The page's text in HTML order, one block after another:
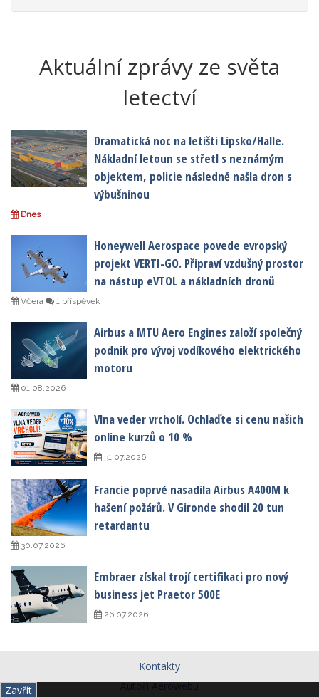
Zavřít
Aktuální zprávy ze světa
letectví
Dramatická noc na letišti Lipsko/Halle.
Nákladní letoun se střetl s neznámým
objektem, policie následně našla dron s
výbušninou
Dnes
Honeywell Aerospace povede evropský
projekt VERTI-GO. Připraví vzdušný prostor
na nástup eVTOL a nákladních dronů
Včera 1 příspěvek
Airbus a MTU Aero Engines založí společný
podnik pro vývoj vodíkového elektrického
motoru
01.08.2026
Vlna veder vrcholí. Ochlaďte si cenu našich
online kurzů o 10 %
31.07.2026
Francie poprvé nasadila Airbus A400M k
hašení požárů. V Gironde shodil 20 tun
retardantu
30.07.2026
Embraer získal trojí certifikaci pro nový
business jet Praetor 500E
26.07.2026
Kontakty
Autoři Aerowebu